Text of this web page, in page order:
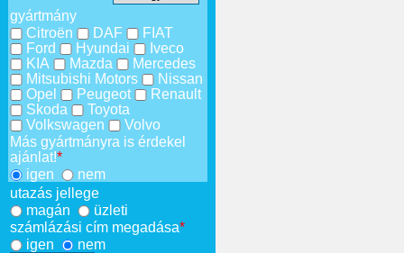
gyártmány
Citroën
DAF
FIAT
Ford
Hyundai
Iveco
KIA
Mazda
Mercedes
Mitsubishi Motors
Nissan
Opel
Peugeot
Renault
Skoda
Toyota
Volkswagen
Volvo
Más gyártmányra is érdekel
ajánlat!*
igen
nem
utazás jellege
magán
üzleti
számlázási cím megadása*
igen
nem